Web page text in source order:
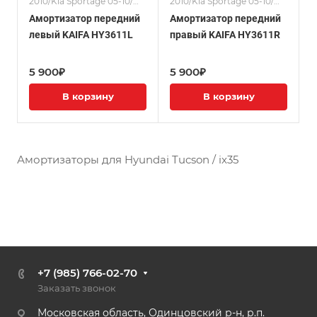
Амортизаторы
Амортизатор передний
левый KAIFA HY3611L
5 900₽
В корзину
Амортизаторы
Амортизатор передний
правый KAIFA HY3611R
5 900₽
В корзину
Амортизаторы для Hyundai Tucson / ix35
+7 (985) 766-02-70
Заказать звонок
Московская область, Одинцовский р-н, р.п.